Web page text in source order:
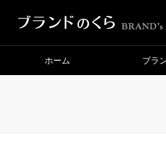
ホーム ブラ